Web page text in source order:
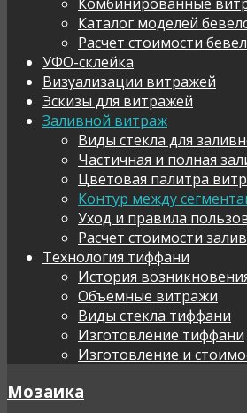
Каталог моделей
Расчет стоимости
УФО-склейка
Визуализации витражей
Эскизы для витражей
Заливной витраж
Виды стекла для
Частичная и полная
Цветовая палитра
Контур между
Уход и правила
Расчет стоимости
Технология тиффани
История
Объемные витражи
Виды стекла тиффани
Изготовление тиффани
Изготовление и
Мозаика